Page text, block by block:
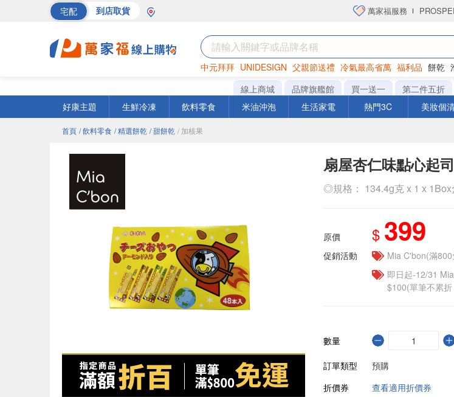
宅配 到店取貨 萬家福服務
中元拜拜 UNIDESIGN 父親節送禮 冷氣最高省萬 福利品 餅乾
罐頭 海苔 洋芋片
線上商城 品牌旗艦館 買一送一 第二件五折
好康主題
生鮮冷凍 飲料零食 米油沖泡 生活家電 熱門3C 美妝個
首頁 / 飲料零食 / 精選餅乾 / 甜餅乾 / 加核果
扇屋杏仁味點心起
◎規格： 134.4g克 x 1 x 1Box
原價 $ 399
促銷活動
Mia C'bon(滿800
即日起-12/31
$100(單筆不累
數量
訂單類型
預購
折價券
查看適用折價券